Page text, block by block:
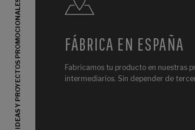
IDEAS Y PROYECTOS PROMOCIONALES FÁBRICA EN ESPAÑA
Fabricamos tu producto en nuestras
intermediarios. Sin depender de